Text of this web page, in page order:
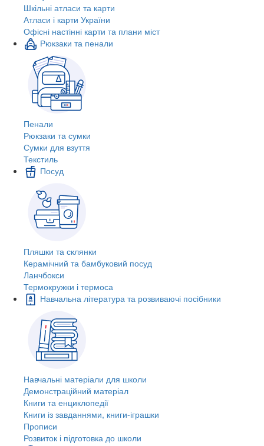
Шкільні атласи та карти
Атласи і карти України
Офісні настінні карти та плани міст
Рюкзаки та пенали
Пенали
Рюкзаки та сумки
Сумки для взуття
Текстиль
Посуд
Пляшки та склянки
Керамічний та бамбуковий посуд
Ланчбокси
Термокружки і термоса
Навчальна література та розвиваючі посібники
Навчальні матеріали для школи
Демонстраційний матеріал
Книги та енциклопедії
Книги із завданнями, книги-іграшки
Прописи
Розвиток і підготовка до школи